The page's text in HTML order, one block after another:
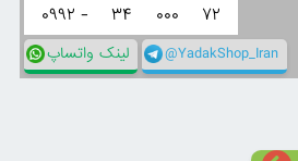
۰۹۹۲ - ۳۴ ۰۰۰ ۷۲
لینک واتساپ @YadakShop_Iran